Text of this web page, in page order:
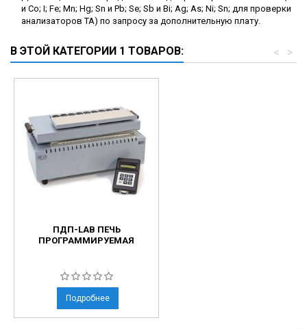
и Co; I; Fe; Mn; Hg; Sn и Pb; Se; Sb и Bi; Ag; As; Ni; Sn; для проверки
анализаторов TA) по запросу за дополнительную плату.
В ЭТОЙ КАТЕГОРИИ 1 ТОВАРОВ: >
<
ПДП-LAB ПЕЧЬ
ПРОГРАММИРУЕМАЯ
Подробнее